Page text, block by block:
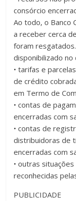
consórcio
Ao todo, o Banco
a receber cerca
foram
disponibilizado
• tarifas e
de crédito
em Termo de
• contas de
encerradas com
• contas de
distribuidoras de
encerradas com
• outras
reconhecidas
PUBLICIDADE